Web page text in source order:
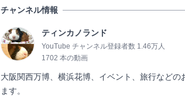
チャンネル情報
ティンカノランド
YouTube チャンネル登録者数 1.46万人
1702 本の動画
大阪関西万博、横浜花博、イベント、旅行など
ます。